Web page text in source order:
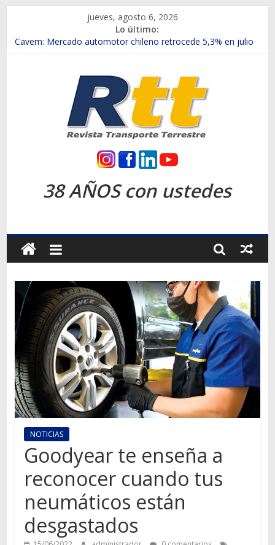
contenido
jueves, agosto 6, 2026
Lo último:
Chile es el primer mercado internacional en lanzar la nueva
Salfa suma vehículos electrificados de Chevrolet en el Biobío
Samex amplía su red con nuevas sucursales en Rancagua y
SINOTRUK Pick-ups presentó la recién estrenada Bolden en
la Expo Compras Públicas 2026
Revista
Transporte
Terrestre
Autos,
camiones,
motos,
información
del
mundo
del
transporte
38 AÑOS con ustedes
NOTICIAS
Goodyear te enseña a
reconocer cuando tus
neumáticos están
desgastados